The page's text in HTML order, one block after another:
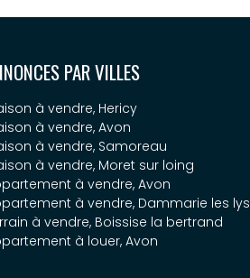
PAR VILLES
à vendre, Hericy
à vendre, Avon
à vendre, Samoreau
à vendre, Moret sur loing
à vendre, Avon
à vendre, Dammarie les lys
à vendre, Boissise la bertrand
à louer, Avon